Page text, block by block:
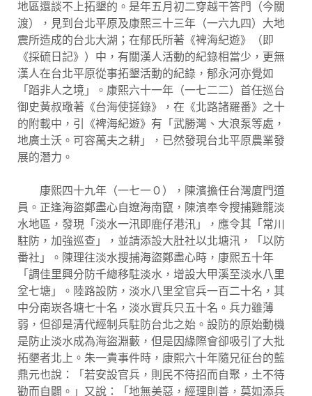
地區還談不上拓墾的。是年五月初二穿越干答門（今關
渡），見到台北平原及康熙三十三年（一六九四）大地
震所造成的台北大湖；在郁氏所著《裨海紀遊》（即
《採硫日記》）中，有關漢人活動的紀錄相當少，更無
漢人在台北平原從事拓墾活動的紀錄，郁永河亦覺如
「蹈非人之境」。康熙六十一年（一七二二）首任巡台
御史黃叔璥著《台海使搓錄》，在《北路諸羅番》之十
的附載中，引《裨海紀遊》有「武勝灣、大浪泵等處，
地廣土沃。可容萬夫之耕」，已然發現台北平原農業發
展的潛力。
康熙四十九年（一七一０），陳濱擔任台灣廈門道
員。正逢海盜鄭盡心自遼海南竄，陳濱奉令搜捕雞籠淡
水地區，發現「淡水一汛即鹿仔港汛」，應令其「常川
駐防，加強巡查」，並請添設大肚社以北塘汛，「以防
番社」。陳理往淡水搜捕海盜鄭盡心時，康熙五十年
「調佳里興分防千總移駐淡水，增設大甲溪至淡水八里
坌七塘」。陸路設防，淡水八里坌官兵一百二十名，其
中分南崁各塘七十名，淡水實兵只五十名。兵力雖薄
弱，但卻是清代經制兵駐防台北之始。設防的原始動機
是防止淡水成為海盜淵藪，但是因緣際會卻吸引了大批
拓墾者北上。朱一貴事件時，康熙六十年隨兄征台的藍
鼎元也說：「若安設官兵，則民不待招而自聚，土不待
勸而自闢。」又說：「地無美惡，經理則善，莫如添兵